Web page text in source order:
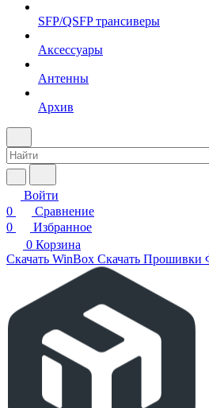
SFP/QSFP трансиверы
Аксессуары
Антенны
Архив
Войти
0
Сравнение
0
Избранное
0 Корзина
Скачать WinBox Скачать Прошивки